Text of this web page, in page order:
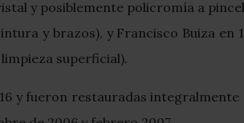
y posiblemente policromía a
y brazos), y Francisco Buiza en
superficial).
y fueron restauradas integralmente